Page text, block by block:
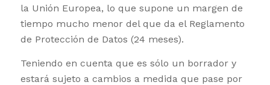
la Unión Europea, lo que supone un margen de
tiempo mucho menor del que da el Reglamento
de Protección de Datos (24 meses).
Teniendo en cuenta que es sólo un borrador y
estará sujeto a cambios a medida que pase por